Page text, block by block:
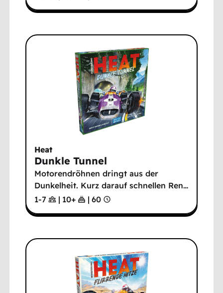
Heat
Dunkle Tunnel
Motorendröhnen dringt aus der
Dunkelheit. Kurz darauf schnellen Ren…
1-7
| 10+ | 60